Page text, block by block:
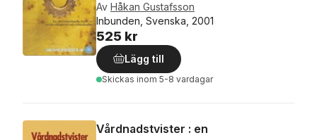
Av Håkan Gustafsson
Inbunden, Svenska, 2001
525 kr
Lägg till
Skickas inom 5-8 vardagar
Vårdnadstvister : en